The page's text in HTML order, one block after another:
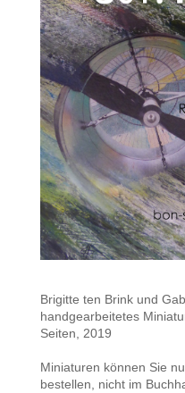
Brigitte ten Brink und
handgearbeitetes
Seiten, 2019
Miniaturen können Sie
bestellen, nicht im